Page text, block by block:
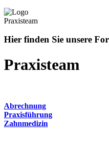
Praxisteam
Hier finden Sie unsere
Praxisteam
Abrechnung
Praxisführung
Zahnmedizin